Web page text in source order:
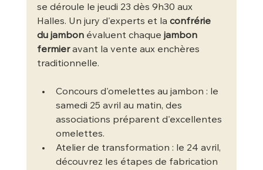
se déroule le jeudi 23 dès 9h30 aux
Halles. Un jury d'experts et la confrérie
du jambon évaluent chaque jambon
fermier avant la vente aux enchères
traditionnelle.
Concours d'omelettes au jambon : le
samedi 25 avril au matin, des
associations préparent d'excellentes
omelettes.
Atelier de transformation : le 24 avril,
découvrez les étapes de fabrication